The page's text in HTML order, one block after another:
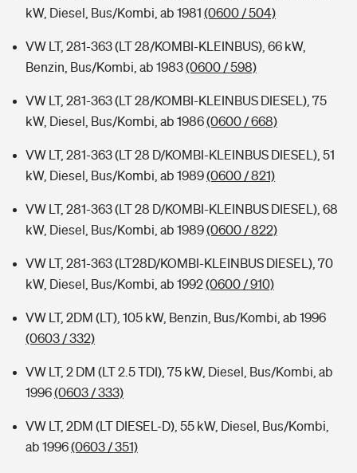
Sie haben Fragen?
kW, Diesel, Bus/Kombi, ab 1981 (0600 / 504)
VW LT, 281-363 (LT 28/KOMBI-KLEINBUS), 66 kW,
Benzin, Bus/Kombi, ab 1983(0600 / 598)
VW LT, 281-363 (LT 28/KOMBI-KLEINBUS DIESEL), 75
kW, Diesel, Bus/Kombi, ab 1986(0600 / 668)
VW LT, 281-363 (LT 28 D/KOMBI-KLEINBUS DIESEL), 51
kW, Diesel, Bus/Kombi, ab 1989(0600 / 821)
VW LT, 281-363 (LT 28 D/KOMBI-KLEINBUS DIESEL), 68
kW, Diesel, Bus/Kombi, ab 1989(0600 / 822)
VW LT, 281-363 (LT28D/KOMBI-KLEINBUS DIESEL), 70
kW, Diesel, Bus/Kombi, ab 1992(0600 / 910)
VW LT, 2DM (LT), 105 kW, Benzin, Bus/Kombi, ab 1996
(0603 / 332)
VW LT, 2 DM (LT 2.5 TDI), 75 kW, Diesel, Bus/Kombi, ab
1996(0603 / 333)
VW LT, 2DM (LT DIESEL-D), 55 kW, Diesel, Bus/Kombi,
ab 1996(0603 / 351)